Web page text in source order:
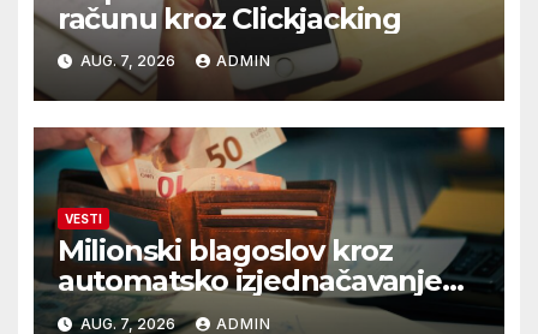
računu kroz Clickjacking
AUG. 7, 2026 ADMIN
VESTI
Milionski blagoslov kroz
automatsko izjednačavanje
poreza
AUG. 7, 2026 ADMIN